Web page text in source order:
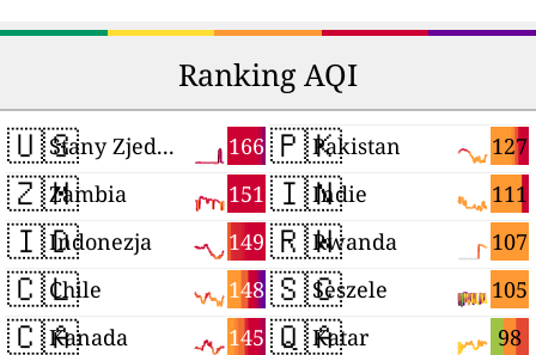
Ranking AQI
🇺🇸 166
Stany Zjednoczone
🇿🇲 151
Zambia
🇮🇩 149
Indonezja
🇨🇱 148
Chile
🇨🇦 145
Kanada
🇵🇰 127
Pakistan
🇮🇳 111
Indie
🇷🇼 107
Rwanda
🇸🇨 105
Seszele
🇶🇦 98
Katar